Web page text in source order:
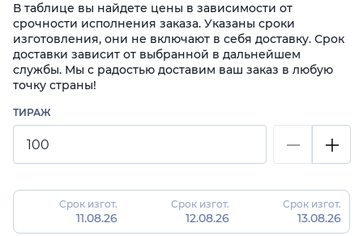
В таблице вы найдете цены в зависимости от
срочности исполнения заказа. Указаны сроки
изготовления, они не включают в себя доставку. Срок
доставки зависит от выбранной в дальнейшем
службы. Мы с радостью доставим ваш заказ в любую
точку страны!
ТИРАЖ
Срок изгот.
11.08.26
Срок изгот.
12.08.26
Срок изгот.
13.08.26